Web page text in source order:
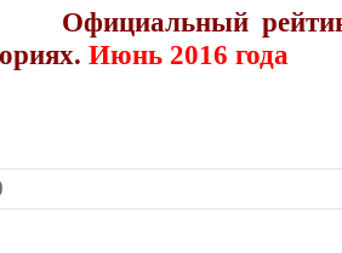
Официальный
Июнь 2016 года